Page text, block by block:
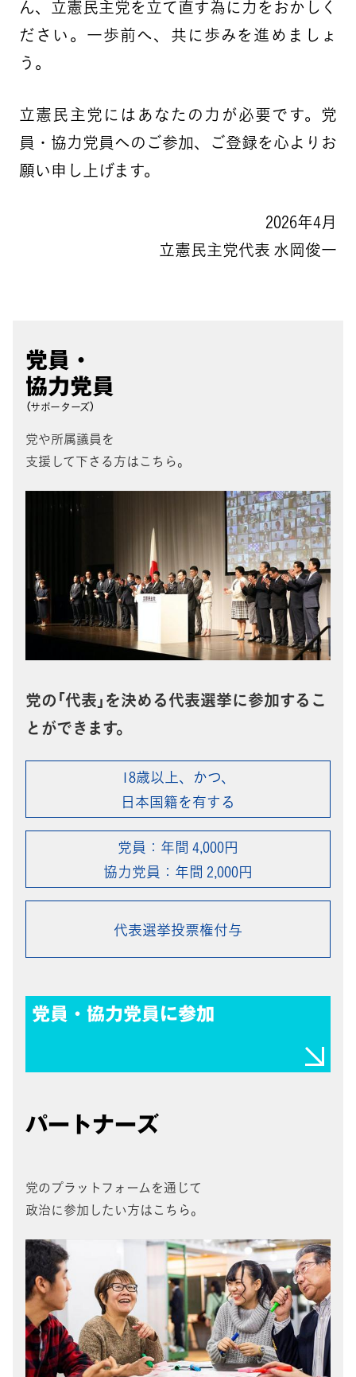
ん、立憲民主党を立て直す為に力をおかしく
ださい。一歩前へ、共に歩みを進めましょ
う。
立憲民主党にはあなたの力が必要です。党
員・協力党員へのご参加、ご登録を心よりお
願い申し上げます。
2026年4月
立憲民主党代表 水岡俊一
党員・
協力党員
（サポーターズ）
党や所属議員を
支援して下さる方はこちら。
党の｢代表｣を決める代表選挙に参加するこ
とができます。
18歳以上、かつ、
日本国籍を有する
党員：年間 4,000円
協力党員：年間 2,000円
代表選挙投票権付与
党員・協力党員に参加
パートナーズ
党のプラットフォームを通じて
政治に参加したい方はこちら。